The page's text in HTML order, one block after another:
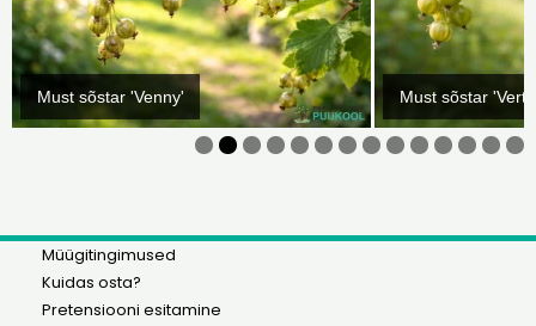
Must sõstar 'Venny' Must sõstar
Müügitingimused
Kuidas osta?
Pretensiooni esitamine